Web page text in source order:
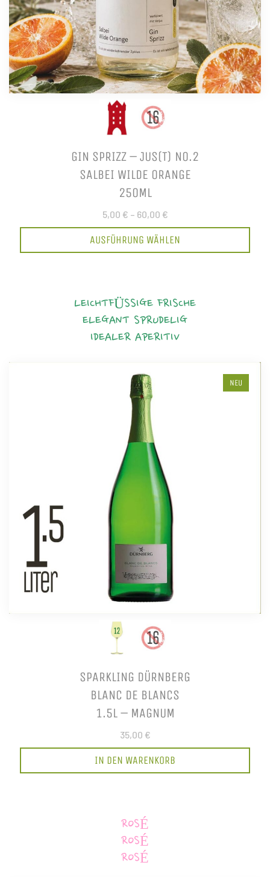
GIN SPRIZZ – JUS(T) NO.2
SALBEI WILDE ORANGE
250ML
5,00 € – 60,00 €
AUSFÜHRUNG WÄHLEN
LEICHTFÜSSIGE FRISCHE
ELEGANT SPRUDELIG
IDEALER APERITIV
NEU
SPARKLING DÜRNBERG
BLANC DE BLANCS
1.5L – MAGNUM
35,00 €
IN DEN WARENKORB
ROSÉ
ROSÉ
ROSÉ